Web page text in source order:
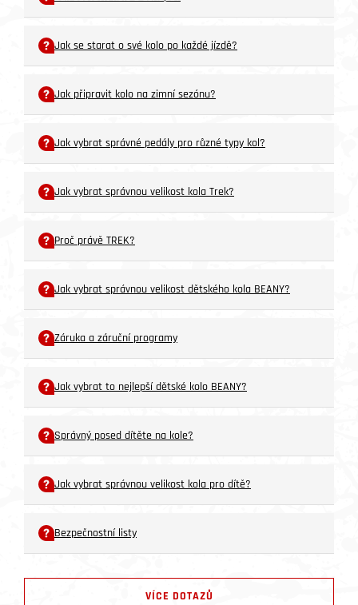
Jak se starat o své kolo po každé jízdě?
Jak připravit kolo na zimní sezónu?
Jak vybrat správné pedály pro různé typy kol?
Jak vybrat správnou velikost kola Trek?
Proč právě TREK?
Jak vybrat správnou velikost dětského kola BEANY?
Záruka a záruční programy
Jak vybrat to nejlepší dětské kolo BEANY?
Správný posed dítěte na kole?
Jak vybrat správnou velikost kola pro dítě?
Bezpečnostní listy
VÍCE DOTAZŮ